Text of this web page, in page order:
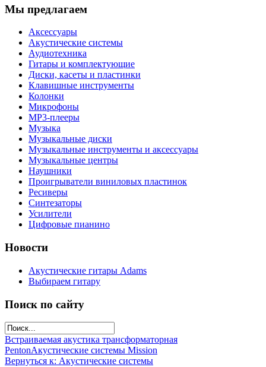
Мы предлагаем
Аксессуары
Акустические системы
Аудиотехника
Гитары и комплектующие
Диски, касеты и пластинки
Клавишные инструменты
Колонки
Микрофоны
МР3-плееры
Музыка
Музыкальные диски
Музыкальные инструменты и аксессуары
Музыкальные центры
Наушники
Проигрыватели виниловых пластинок
Ресиверы
Синтезаторы
Усилители
Цифровые пианино
Новости
Акустические гитары Adams
Выбираем гитару
Поиск по сайту
Встраиваемая акустика трансформаторная
PentonАкустические системы Mission
Вернуться к: Акустические системы